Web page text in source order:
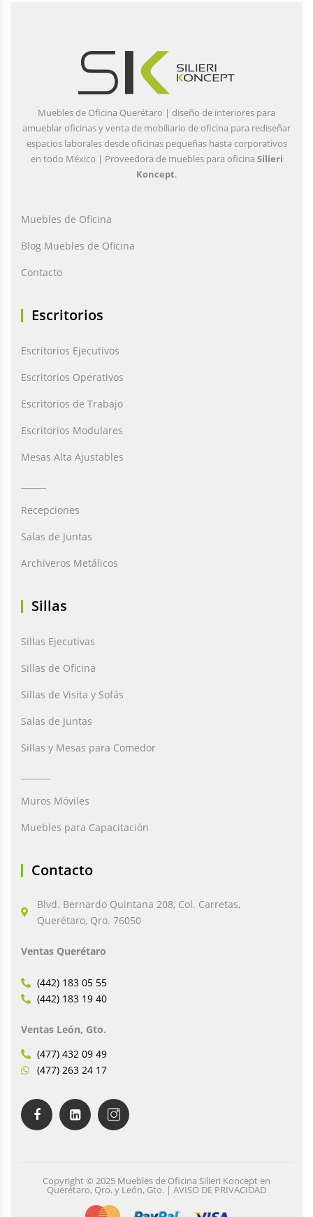
Muebles de Oficina Querétaro | diseño de interiores para
amueblar oficinas y venta de mobiliario de oficina para rediseñar
espacios laborales desde oficinas pequeñas hasta corporativos
en todo México | Proveedora de muebles para oficina Silieri
Koncept.
Muebles de Oficina
Blog Muebles de Oficina
Contacto
Escritorios
Escritorios Ejecutivos
Escritorios Operativos
Escritorios de Trabajo
Escritorios Modulares
Mesas Alta Ajustables
Recepciones
Salas de Juntas
Archiveros Metálicos
Sillas
Sillas Ejecutivas
Sillas de Oficina
Sillas de Visita y Sofás
Salas de Juntas
Sillas y Mesas para Comedor
Muros Móviles
Muebles para Capacitación
Contacto
Blvd. Bernardo Quintana 208, Col. Carretas,
Querétaro, Qro. 76050
Ventas Querétaro
(442) 183 05 55
(442) 183 19 40
Ventas León, Gto.
(477) 432 09 49
(477) 263 24 17
Copyright © 2025 Muebles de Oficina Silieri Koncept en
Querétaro, Qro. y León, Gto. | AVISO DE PRIVACIDAD